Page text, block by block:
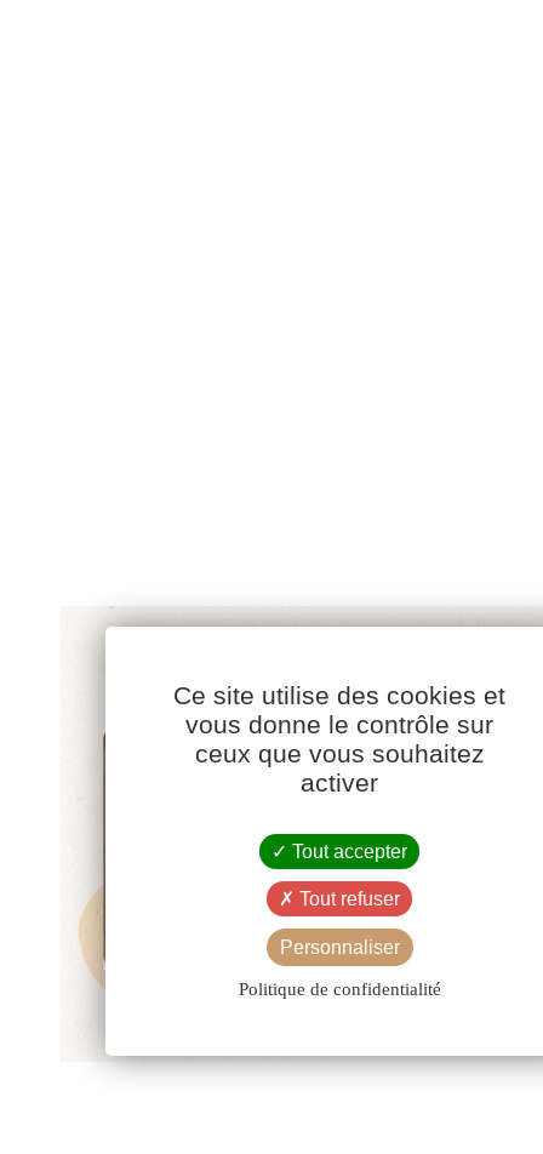
Ce site utilise des cookies et
vous donne le contrôle sur
ceux que vous souhaitez
activer
Tout accepter
Tout refuser
Personnaliser
Politique de confidentialité